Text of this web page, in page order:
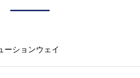
ーションウェイ